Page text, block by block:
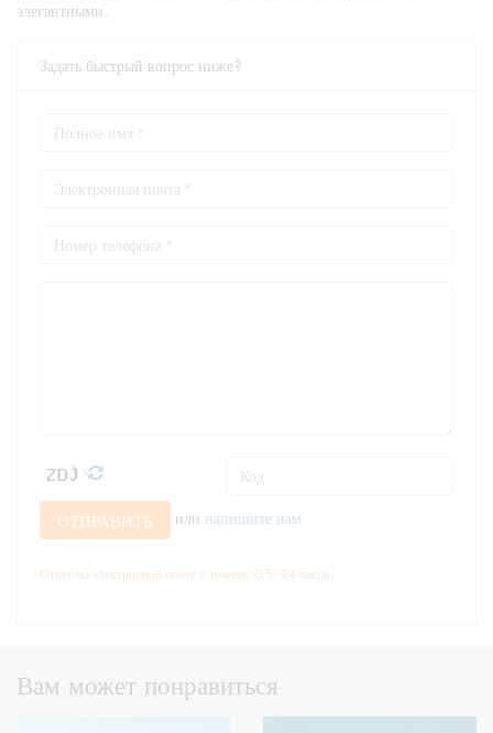
элегантными.
Задать быстрый вопрос ниже?
ОТПРАВИТЬ или напишите нам
Ответ по электронной почте в течение 0.5~24 часов.
Вам может понравиться